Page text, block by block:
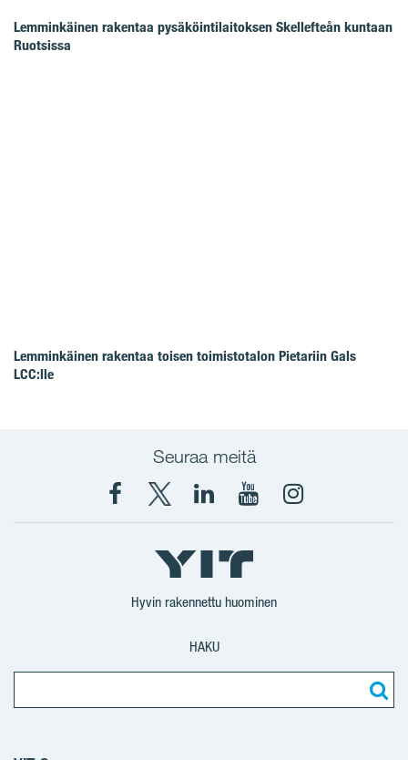
Lemminkäinen rakentaa pysäköintilaitoksen Skellefteån kuntaan
Ruotsissa
Lemminkäinen rakentaa toisen toimistotalon Pietariin Gals
LCC:lle
Seuraa meitä
Facebook
X
YIT
Suomi
YIT
Corporation
YIT
Corporation
Instagram
Hyvin rakennettu huominen
HAKU